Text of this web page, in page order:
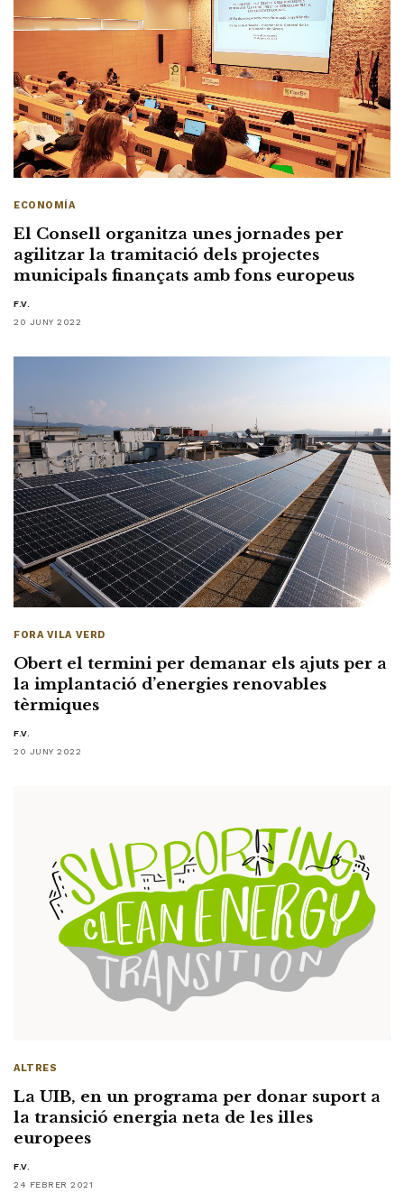
ECONOMÍA
El Consell organitza unes jornades per
agilitzar la tramitació dels projectes
municipals finançats amb fons europeus
F.V.
20 JUNY 2022
FORA VILA VERD
Obert el termini per demanar els ajuts per a
la implantació d’energies renovables
tèrmiques
F.V.
20 JUNY 2022
ALTRES
La UIB, en un programa per donar suport a
la transició energia neta de les illes
europees
F.V.
24 FEBRER 2021